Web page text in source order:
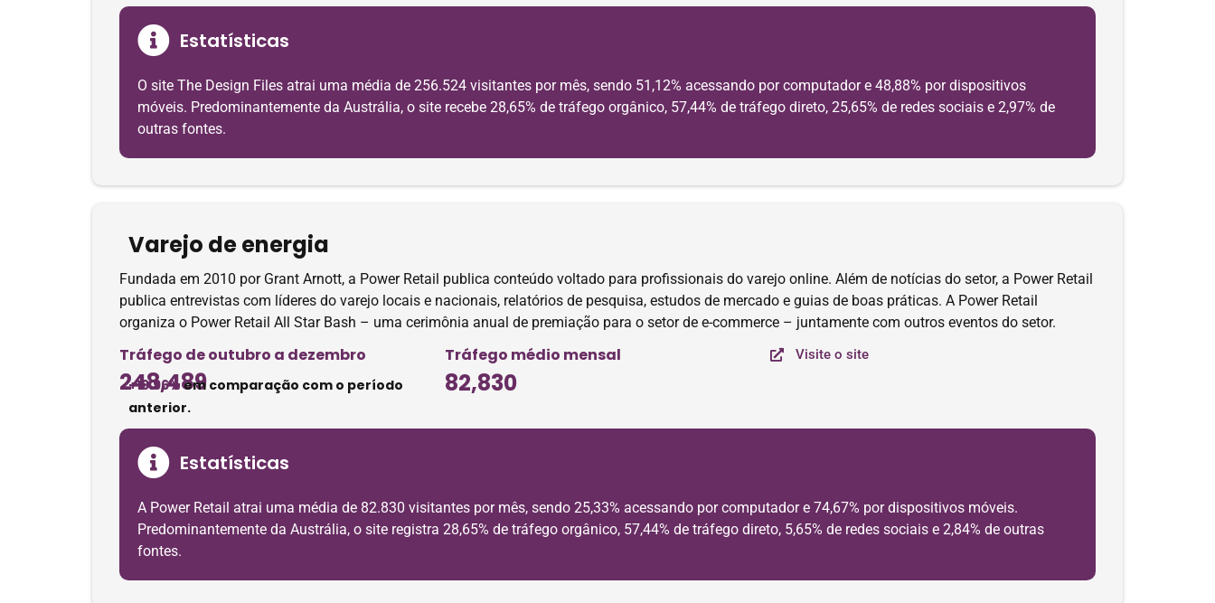
Estatísticas
O site The Design Files atrai uma média de 256.524 visitantes por mês, sendo 51,12% acessando por computador e 48,88% por dispositivos
móveis. Predominantemente da Austrália, o site recebe 28,65% de tráfego orgânico, 57,44% de tráfego direto, 25,65% de redes sociais e 2,97% de
outras fontes.
Varejo de energia
Fundada em 2010 por Grant Arnott, a Power Retail publica conteúdo voltado para profissionais do varejo online. Além de notícias do setor, a Power Retail
publica entrevistas com líderes do varejo locais e nacionais, relatórios de pesquisa, estudos de mercado e guias de boas práticas. A Power Retail
organiza o Power Retail All Star Bash – uma cerimônia anual de premiação para o setor de e-commerce – juntamente com outros eventos do setor.
Tráfego de outubro a dezembro
248,489
+19.96%em comparação com o período
anterior.
Tráfego médio mensal
82,830
Visite o site
Estatísticas
A Power Retail atrai uma média de 82.830 visitantes por mês, sendo 25,33% acessando por computador e 74,67% por dispositivos móveis.
Predominantemente da Austrália, o site registra 28,65% de tráfego orgânico, 57,44% de tráfego direto, 5,65% de redes sociais e 2,84% de outras
fontes.